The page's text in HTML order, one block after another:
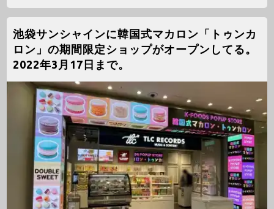
池袋サンシャインに韓国式マカロン「トゥンカ
ロン」の期間限定ショップがオープンしてる。
2022年3月17日まで。